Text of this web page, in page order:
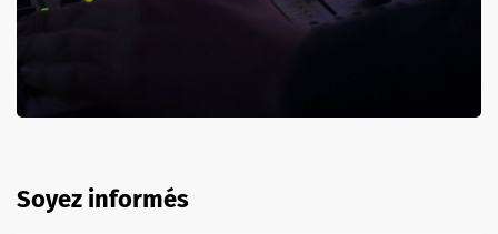
Soyez informés